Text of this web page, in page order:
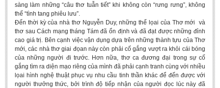
ACADEMIC
Undergraduate: Regular Degree
Undergraduate: Honor Degree
Postgraduate
LITERARY WRITINGS & TRANSLATING
sàng làm những “câu thơ tuẫn tiết” khi không còn “rưng rưng”, không
thể “tình tang phiêu lưu”.
Đến thời kỳ của nhà thơ Nguyễn Duy, những thể lọai của Thơ mới và
thơ sau Cách mạng tháng Tám đã ổn định và đã đạt được những đỉnh
cao giá trị. Bên cạnh việc vận dụng dựa trên những thành tựu của Thơ
mới, các nhà thơ giai đọan này còn phải cố gắng vượt ra khỏi cái bóng
của những người đi trước. Hơn nữa, thơ ca đương đại trong sự cố
gắng tìm ra diện mạo riêng của mình đã phải cạnh tranh cùng với nhiều
lọai hình nghệ thuật phục vụ nhu cầu tinh thần khác để đến được với
người thưởng thức, bởi trình độ tiếp nhận của người đọc lúc này đã